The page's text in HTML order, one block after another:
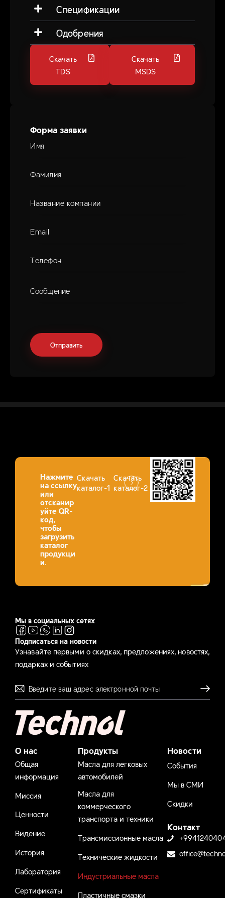
Спецификации
Одобрения
Скачать
TDS
Скачать
MSDS
Форма заявки
Нажмите
на ссылку
или
отсканир
уйте QR-
код,
чтобы
загрузить
каталог
продукци
и.
Скачать
каталог-1
Скачать
каталог-2
Мы в социальных сетях
Подписаться на новости
Узнавайте первыми о скидках, предложениях, новостях,
подарках и событиях
О нас
Общая
информация
Миссия
Ценности
Видение
История
Лаборатория
Сертификаты
Продукты
Масла для легковых
автомобилей
Масла для
коммерческого
транспорта и техники
Трансмиссионные масла
Технические жидкости
Индустриальные масла
Пластичные смазки
Новости
События
Мы в СМИ
Скидки
Контакт